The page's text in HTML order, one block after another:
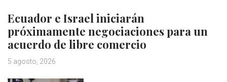
Ecuador e Israel iniciarán
próximamente negociaciones para un
acuerdo de libre comercio
5 agosto, 2026